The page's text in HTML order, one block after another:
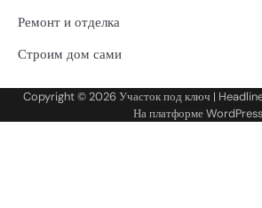
Ремонт и отделка
Строим дом сами
Copyright © 2026Участок под ключ |
На платформеWordPress